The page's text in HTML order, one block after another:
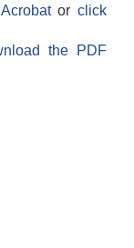
Acrobatorclick
the PDF